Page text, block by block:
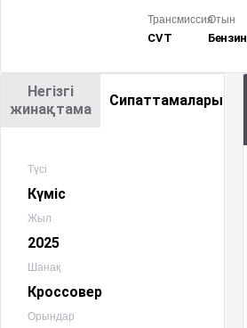
Трансмиссия
CVT
Отын
Бензин
Негізгі
жинақтама
Сипаттамалары
Түсі
Күміс
Жыл
2025
Шанақ
Кроссовер
Орындар